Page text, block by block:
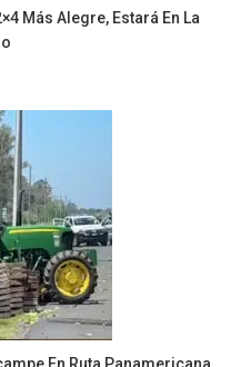
Más Alegre, Estará En La